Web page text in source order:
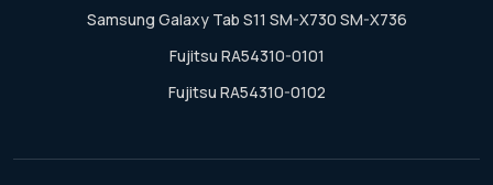
Samsung Galaxy Tab S11 SM-X730 SM-X736
Fujitsu RA54310-0101
Fujitsu RA54310-0102